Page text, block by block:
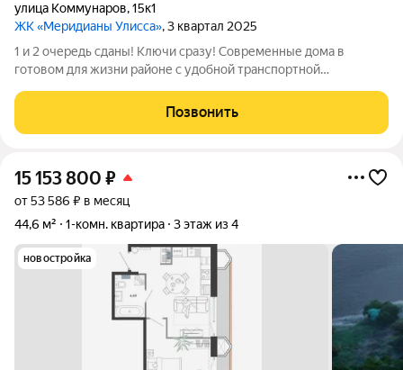
улица Коммунаров,15к1
ЖК «Меридианы Улисса», 3 квартал 2025
1 и 2 очередь сданы! Ключи сразу! Современные дома в
готовом для жизни районе с удобной транспортной
на Русском острове или р-на Патрокл 5 МИНУТ до площади
Позвонить
15 153 800 ₽
от 53 586 ₽ в месяц
44,6 м²
1-комн. квартира 3 этаж из 4
новостройка